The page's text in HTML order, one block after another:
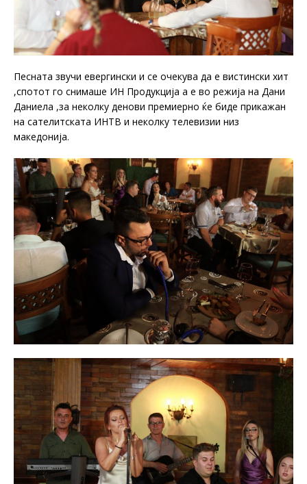
Песната звучи евергински и се очекува да е вистински хит
,спотот го снимаше ИН Продукција а е во режија на Дани
Даниела ,за неколку денови премиерно ќе биде прикажан
на сателитската ИНТВ и неколку телевизии низ
македонија.